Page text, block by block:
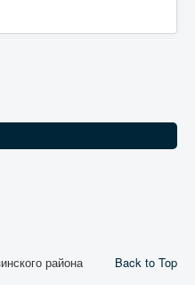
Back to Top
района